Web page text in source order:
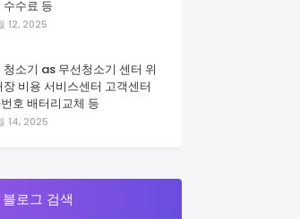
수수료 등
12, 2025
청소기 as 무선청소기 센터 위
장 비용 서비스센터 고객센터
호 배터리교체 등
14, 2025
로그 검색